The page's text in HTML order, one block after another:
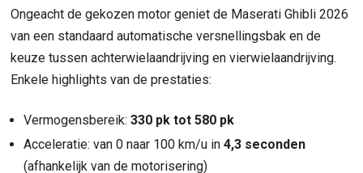
Ongeacht de gekozen motor geniet de Maserati Ghibli 2026
van een standaard automatische versnellingsbak en de
keuze tussen achterwielaandrijving en vierwielaandrijving.
Enkele highlights van de prestaties:
Vermogensbereik:330 pk tot 580 pk
Acceleratie: van 0 naar 100 km/u in4,3 seconden
(afhankelijk van de motorisering)